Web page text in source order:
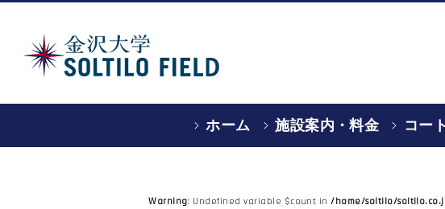
ホーム 施設案内・料金 コー
Warning: Undefined variable $count in/home/soltilo/